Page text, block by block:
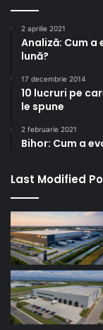
2 aprilie 2021
Analiză: Cum
lună?
17 decembrie 2014
10 lucruri pe
le spune
2 februarie 2021
Bihor: Cum a
Last Modified